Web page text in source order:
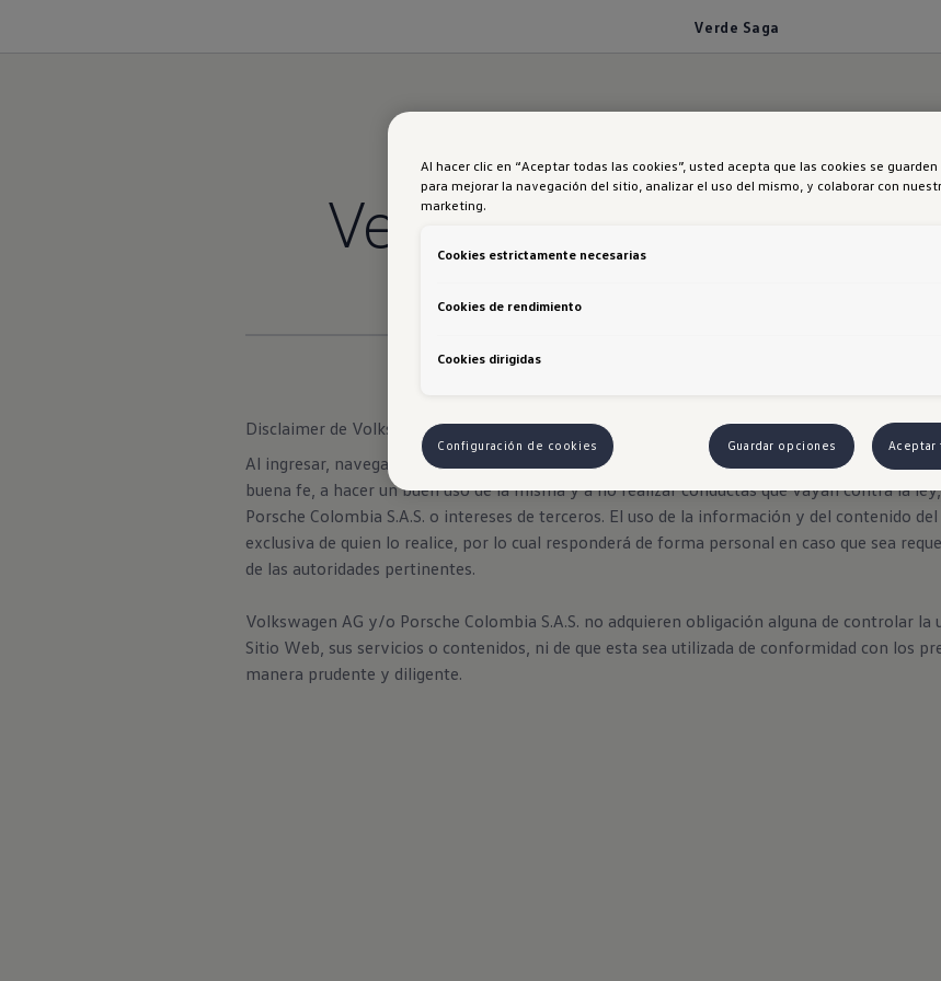
Verde Saga
Verde saga
Disclaimer de Volkswagen
Al ingresar, navegar y hacer uso del Sitio Web, el usuario se compromete a comportarse
buena fe, a hacer un buen uso de la misma y a no realizar conductas que vayan contra la
Porsche Colombia S.A.S. o intereses de terceros. El uso de la información y del contenido
exclusiva de quien lo realice, por lo cual responderá de forma personal en caso que sea
de las autoridades pertinentes.
Volkswagen AG y/o Porsche Colombia S.A.S. no adquieren obligación alguna de controlar la
Sitio Web, sus servicios o contenidos, ni de que esta sea utilizada de conformidad con los
manera prudente y diligente.
Al hacer clic en “Aceptar todas las cookies”, usted acepta que las cookies se
para mejorar la navegación del sitio, analizar el uso del mismo, y colaborar con
marketing.
Cookies estrictamente necesarias
Cookies de rendimiento
Cookies dirigidas
Configuración de cookies Guardar opciones Aceptar